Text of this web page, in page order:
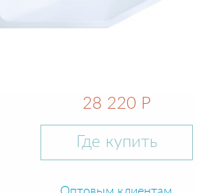
28 220 Р
Где купить